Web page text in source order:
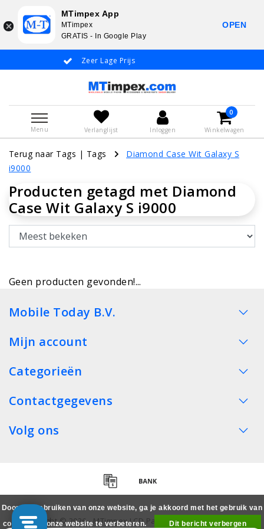
Zeer Lage Prijs
Menu Verlanglijst Inloggen
0
Winkelwagen
Terug naar Tags | Tags
Diamond Case Wit Galaxy S
i9000
Producten getagd met Diamond
Case Wit Galaxy S i9000
Geen producten gevonden!...
Mobile Today B.V.
Mijn account
Categorieën
Contactgegevens
Volg ons
Copyright © 2026 - MTimpex LCD Parts Cases Groothandel
Door het gebruiken van onze website, ga je akkoord met het gebruik van
cookies om onze website te verbeteren.
Dit bericht verbergen
MTimpex App
MTimpex
GRATIS - In Google Play
OPEN